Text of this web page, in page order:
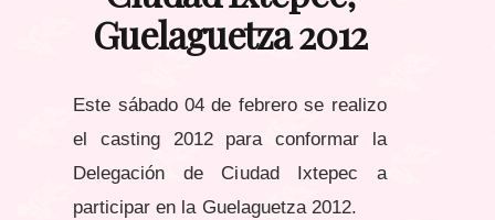
Guelaguetza 2012
Este sábado 04 de febrero se realizo
el casting 2012 para conformar la
Delegación de Ciudad Ixtepec a
participar en la Guelaguetza 2012.